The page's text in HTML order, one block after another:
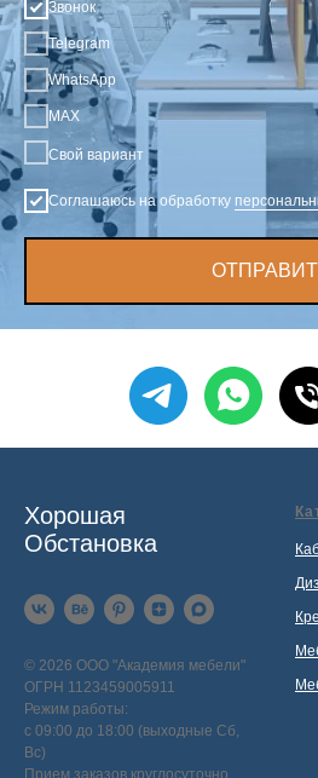
Звонок
Telegram
WhatsApp
MAX
Свой вариант
Соглашаюсь на обработку
Хорошая
Обстановка
© 2026 ООО "Академия мебели"
ОГРН 1123459005911
Режим работы:
с 09:00 до 18:00 (выходные Сб,
Вс)